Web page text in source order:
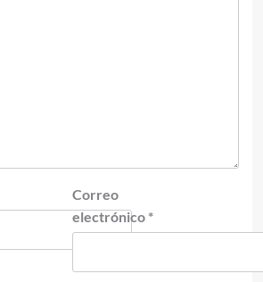
Correo
electrónico *